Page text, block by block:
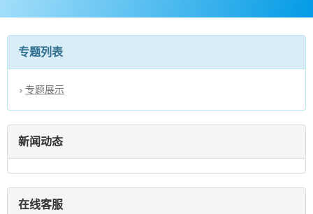
专题列表
专题展示
新闻动态
在线客服